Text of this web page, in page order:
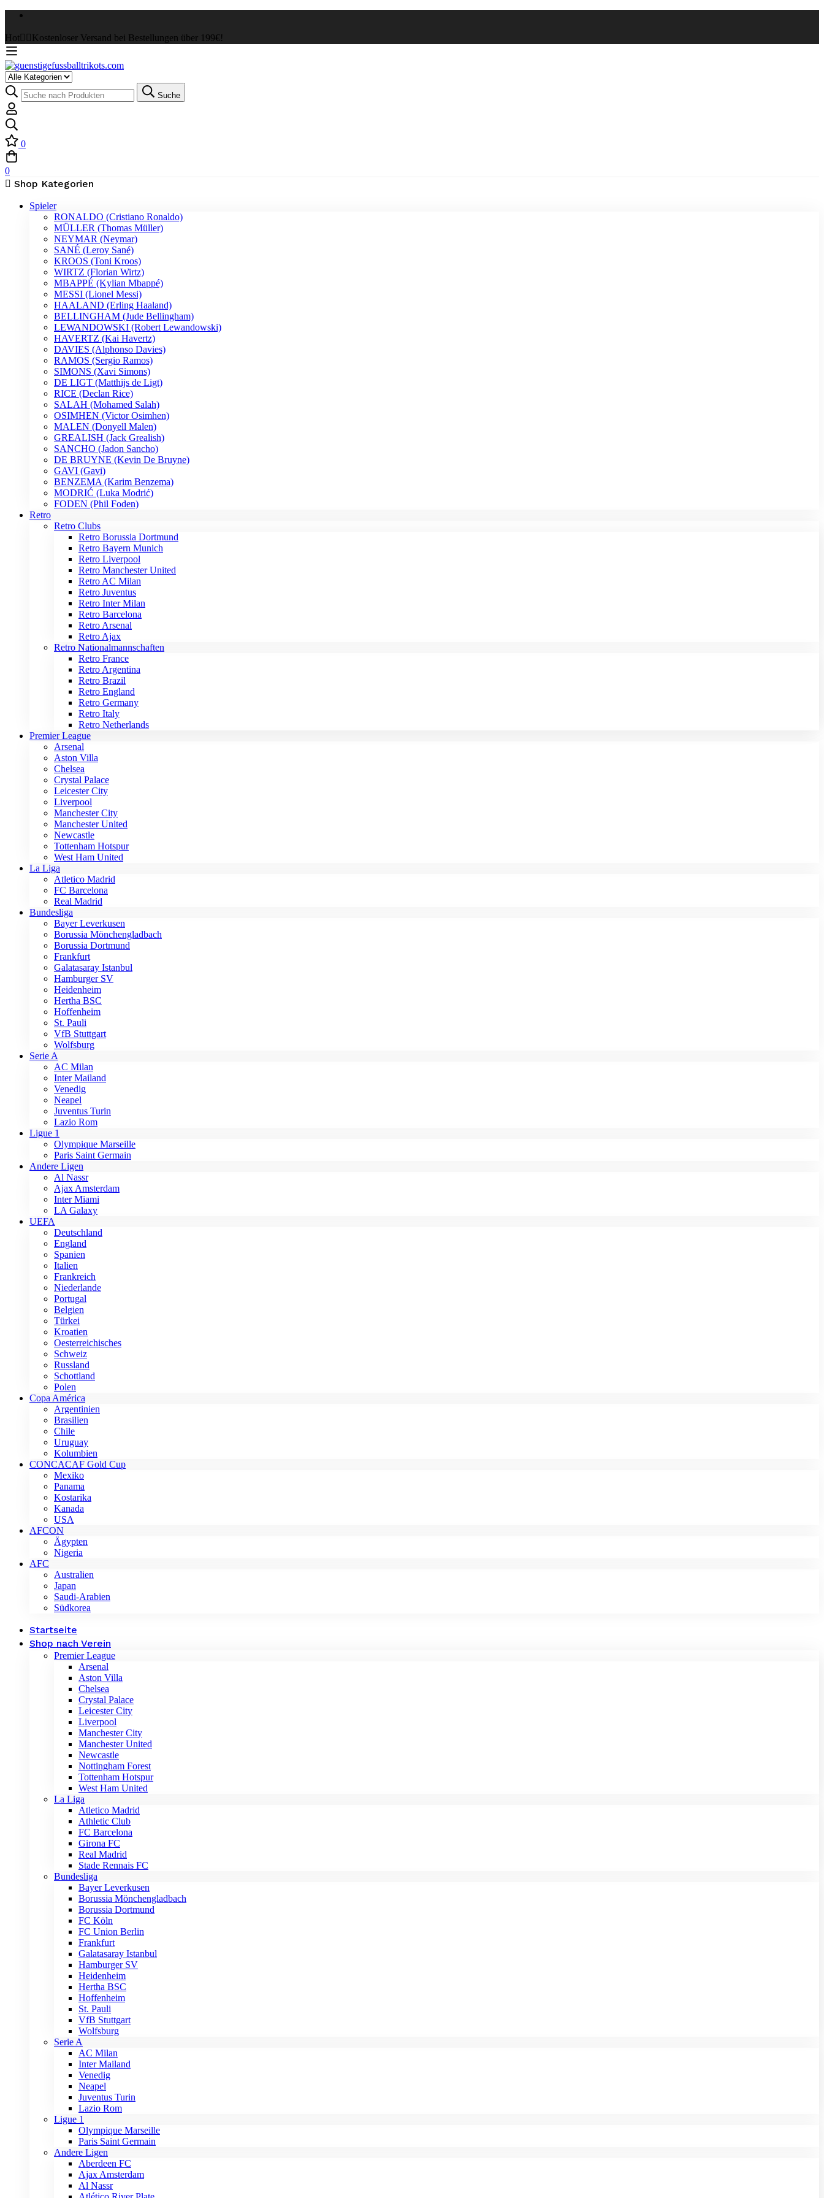
Hot ✌🏼Kostenloser Versand bei Bestellungen über 199€!
Select
a
Category
Suche
nach:
Suche
0
0
Shop Kategorien
Spieler
RONALDO (Cristiano Ronaldo)
MÜLLER (Thomas Müller)
NEYMAR (Neymar)
SANÉ (Leroy Sané)
KROOS (Toni Kroos)
WIRTZ (Florian Wirtz)
MBAPPÉ (Kylian Mbappé)
MESSI (Lionel Messi)
HAALAND (Erling Haaland)
BELLINGHAM (Jude Bellingham)
LEWANDOWSKI (Robert Lewandowski)
HAVERTZ (Kai Havertz)
DAVIES (Alphonso Davies)
RAMOS (Sergio Ramos)
SIMONS (Xavi Simons)
DE LIGT (Matthijs de Ligt)
RICE (Declan Rice)
SALAH (Mohamed Salah)
OSIMHEN (Victor Osimhen)
MALEN (Donyell Malen)
GREALISH (Jack Grealish)
SANCHO (Jadon Sancho)
DE BRUYNE (Kevin De Bruyne)
GAVI (Gavi)
BENZEMA (Karim Benzema)
MODRIĆ (Luka Modrić)
FODEN (Phil Foden)
Retro
Retro Clubs
Retro Borussia Dortmund
Retro Bayern Munich
Retro Liverpool
Retro Manchester United
Retro AC Milan
Retro Juventus
Retro Inter Milan
Retro Barcelona
Retro Arsenal
Retro Ajax
Retro Nationalmannschaften
Retro France
Retro Argentina
Retro Brazil
Retro England
Retro Germany
Retro Italy
Retro Netherlands
Premier League
Arsenal
Aston Villa
Chelsea
Crystal Palace
Leicester City
Liverpool
Manchester City
Manchester United
Newcastle
Tottenham Hotspur
West Ham United
La Liga
Atletico Madrid
FC Barcelona
Real Madrid
Bundesliga
Bayer Leverkusen
Borussia Mönchengladbach
Borussia Dortmund
Frankfurt
Galatasaray Istanbul
Hamburger SV
Heidenheim
Hertha BSC
Hoffenheim
St. Pauli
VfB Stuttgart
Wolfsburg
Serie A
AC Milan
Inter Mailand
Venedig
Neapel
Juventus Turin
Lazio Rom
Ligue 1
Olympique Marseille
Paris Saint Germain
Andere Ligen
Al Nassr
Ajax Amsterdam
Inter Miami
LA Galaxy
UEFA
Deutschland
England
Spanien
Italien
Frankreich
Niederlande
Portugal
Belgien
Türkei
Kroatien
Oesterreichisches
Schweiz
Russland
Schottland
Polen
Copa América
Argentinien
Brasilien
Chile
Uruguay
Kolumbien
CONCACAF Gold Cup
Mexiko
Panama
Kostarika
Kanada
USA
AFCON
Ägypten
Nigeria
AFC
Australien
Japan
Saudi-Arabien
Südkorea
Startseite
Shop nach Verein
Premier League
Arsenal
Aston Villa
Chelsea
Crystal Palace
Leicester City
Liverpool
Manchester City
Manchester United
Newcastle
Nottingham Forest
Tottenham Hotspur
West Ham United
La Liga
Atletico Madrid
Athletic Club
FC Barcelona
Girona FC
Real Madrid
Stade Rennais FC
Bundesliga
Bayer Leverkusen
Borussia Mönchengladbach
Borussia Dortmund
FC Köln
FC Union Berlin
Frankfurt
Galatasaray Istanbul
Hamburger SV
Heidenheim
Hertha BSC
Hoffenheim
St. Pauli
VfB Stuttgart
Wolfsburg
Serie A
AC Milan
Inter Mailand
Venedig
Neapel
Juventus Turin
Lazio Rom
Ligue 1
Olympique Marseille
Paris Saint Germain
Andere Ligen
Aberdeen FC
Ajax Amsterdam
Al Nassr